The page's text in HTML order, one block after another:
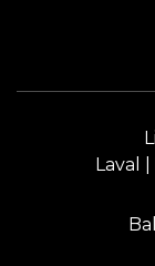
Laval